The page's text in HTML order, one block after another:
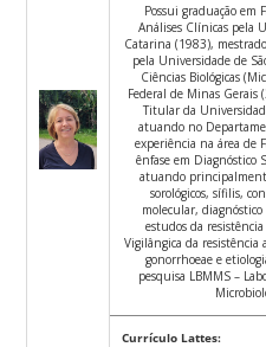
Possui graduação em
Análises Clínicas pela
Catarina (1983),
pela Universidade de
Ciências Biológicas
Federal de Minas Gerais
Titular da
atuando no
experiência na área de
ênfase em Diagnóstico
atuando
sorológicos, sífilis,
molecular,
estudos da
Vigilângica da resistência
gonorrhoeae e
pesquisa LBMMS –
Currículo Lattes: